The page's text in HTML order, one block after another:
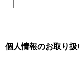
個人情報のお取り